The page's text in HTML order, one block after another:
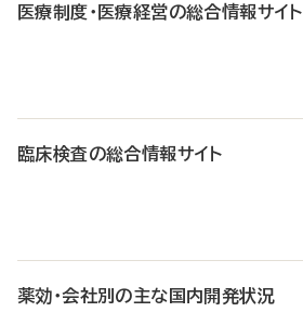
医療制度・医療経営の総合情報サイト
臨床検査の総合情報サイト
薬効・会社別の主な国内開発状況